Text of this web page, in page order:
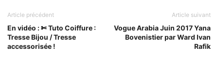
Article précédent
En vidéo : ✄ Tuto Coiffure :
Tresse Bijou / Tresse
accessorisée !
Article suivant
Vogue Arabia Juin 2017 Yana
Bovenistier par Ward Ivan
Rafik